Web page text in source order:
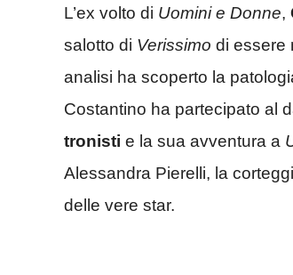
L’ex volto di Uomini e Donne,
salotto di Verissimo di essere
analisi ha scoperto la
Costantino ha partecipato al
tronisti e la sua avventura a
Alessandra Pierelli, la
delle vere star.